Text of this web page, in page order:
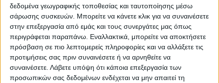
δεδομένα γεωγραφικής τοποθεσίας και ταυτοποίησης μέσω
σάρωσης συσκευών. Μπορείτε να κάνετε κλικ για να συναινέσετε
στην επεξεργασία από εμάς και τους συνεργάτες μας όπως
περιγράφεται παραπάνω. Εναλλακτικά, μπορείτε να αποκτήσετε
πρόσβαση σε πιο λεπτομερείς πληροφορίες και να αλλάξετε τις
προτιμήσεις σας πριν συναινέσετε ή να αρνηθείτε να
συναινέσετε. Λάβετε υπόψη ότι κάποια επεξεργασία των
προσωπικών σας δεδομένων ενδέχεται να μην απαιτεί τη